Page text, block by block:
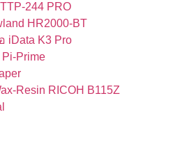
244 PRO
HR2000-BT
iData K3 Pro
Prime
Resin RICOH B115Z